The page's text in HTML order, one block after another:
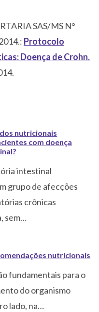
SAS/MS N°
Protocolo
Doença de Crohn.
nutricionais
com doença
intestinal
grupo de afecções
crônicas
sem…
nutricionais
fundamentais para o
do organismo
lado, na…